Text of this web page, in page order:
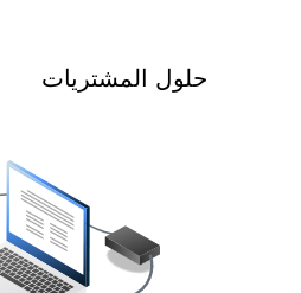
حلول المشتريات